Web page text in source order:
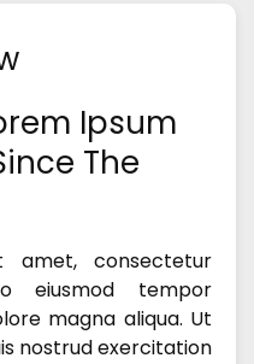
Ipsum
The
amet, consectetur
eiusmod tempor
magna aliqua. Ut
nostrud exercitation